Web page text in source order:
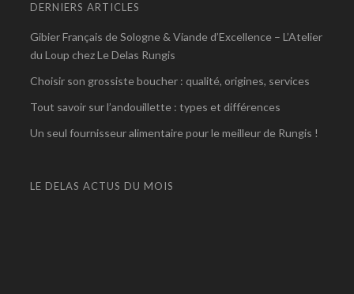
DERNIERS ARTICLES
Gibier Français de Sologne & Viande d’Excellence – L’Atelier
du Loup chez Le Delas Rungis
Choisir son grossiste boucher : qualité, origines, services
Tout savoir sur l’andouillette : types et différences
Un seul fournisseur alimentaire pour le meilleur de Rungis !
LE DELAS ACTUS DU MOIS